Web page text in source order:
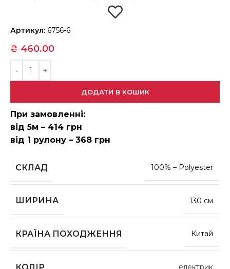
Артикул: 6756-6
₴ 460.00
ДОДАТИ В КОШИК
При замовленні:
від 5м – 414 грн
від 1 рулону – 368 грн
СКЛАД 100% – Polyester
ШИРИНА 130 см
КРАЇНА ПОХОДЖЕННЯ Китай
КОЛІР електрик